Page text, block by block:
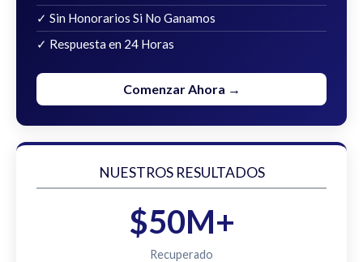
✓ Sin Honorarios Si No Ganamos
✓ Respuesta en 24 Horas
Comenzar Ahora →
NUESTROS RESULTADOS
$50M+
Recuperado